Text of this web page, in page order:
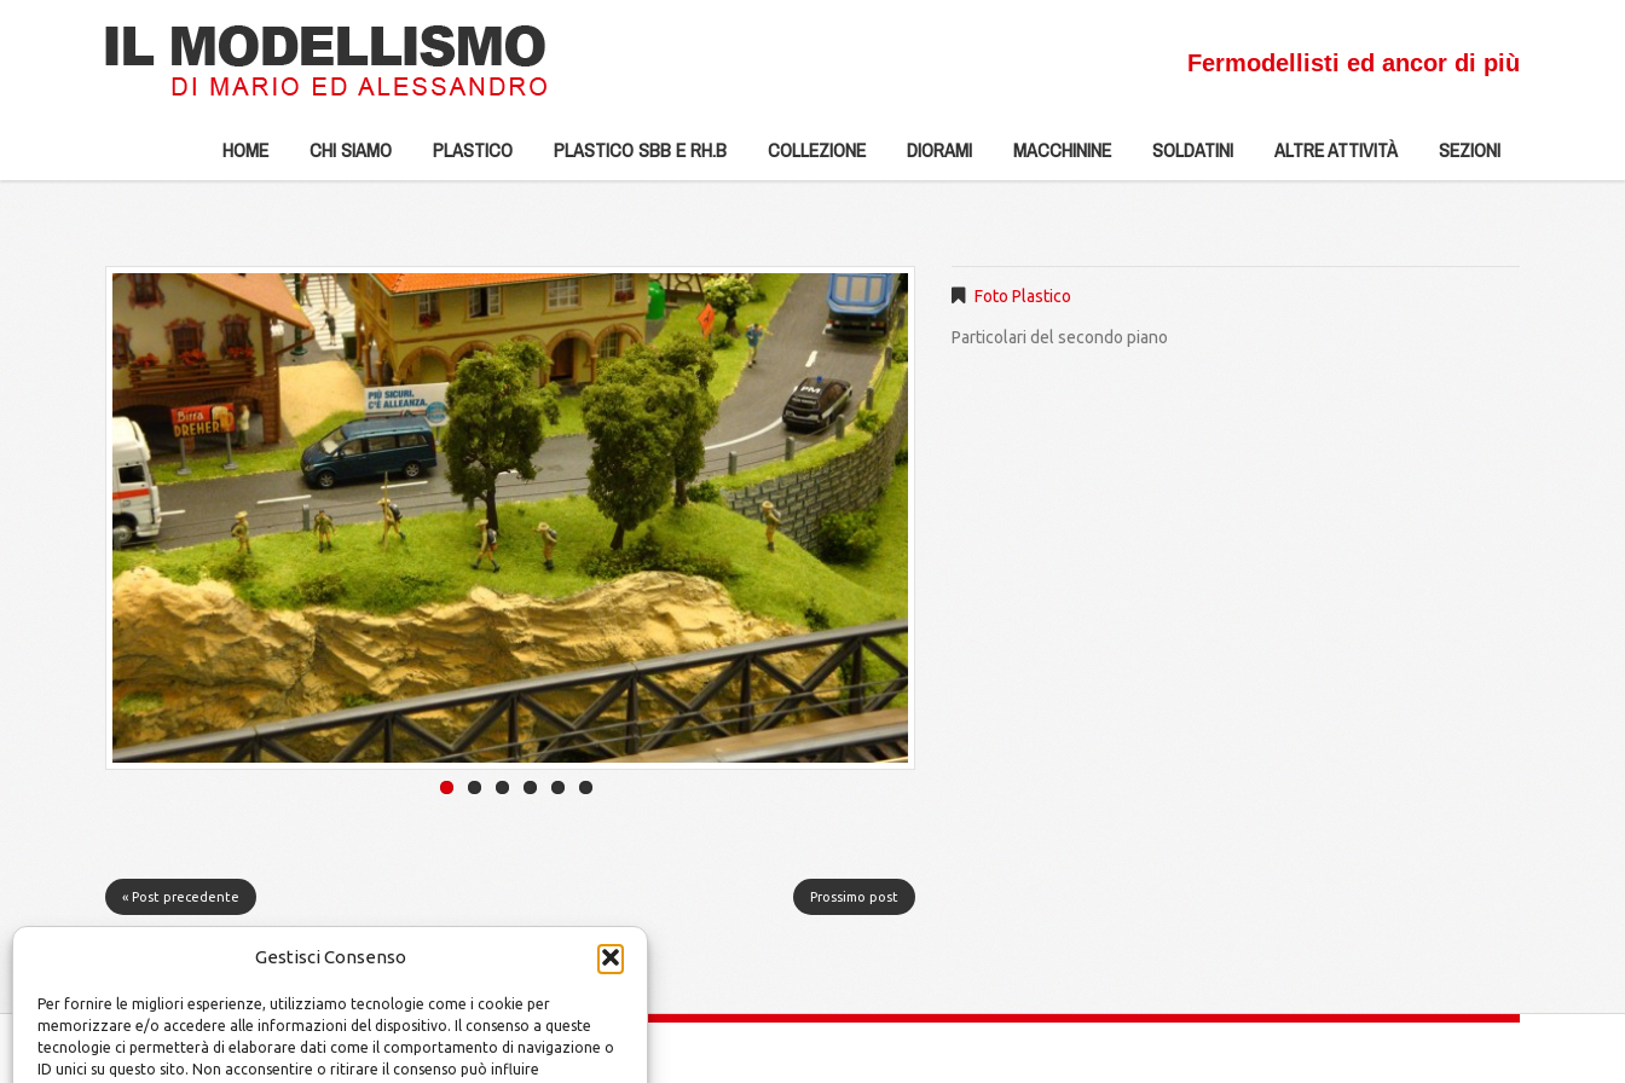
Gestisci Consenso
Per fornire le migliori esperienze, utilizziamo tecnologie come i cookie per
memorizzare e/o accedere alle informazioni del dispositivo. Il consenso a queste
tecnologie ci permetterà di elaborare dati come il comportamento di navigazione o
ID unici su questo sito. Non acconsentire o ritirare il consenso può influire
Fermodellisti ed ancor di più
HOME CHI SIAMO PLASTICO PLASTICO SBB E RH.B COLLEZIONE DIORAMI MACCHININE SOLDATINI ALTRE ATTIVITÀ SEZIONI
« Post precedente Prossimo post
Foto Plastico
Particolari del secondo piano